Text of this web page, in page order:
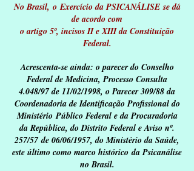
No Brasil, o Exercício da PSICANÁLISE se dá
de acordo com
o artigo 5º, incisos II e XIII da Constituição
Federal.
Acrescenta-se ainda: o parecer do Conselho
Federal de Medicina, Processo Consulta
4.048/97 de 11/02/1998, o Parecer 309/88 da
Coordenadoria de Identificação Profissional do
Ministério Público Federal e da Procuradoria
da República, do Distrito Federal e Aviso nº.
257/57 de 06/06/1957, do Ministério da Saúde,
este último como marco histórico da Psicanálise
no Brasil.